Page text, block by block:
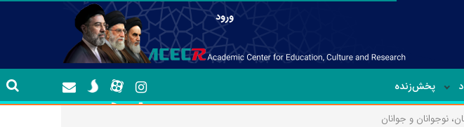
ورود
پخش‌زنده
نوجوانان و جوانان